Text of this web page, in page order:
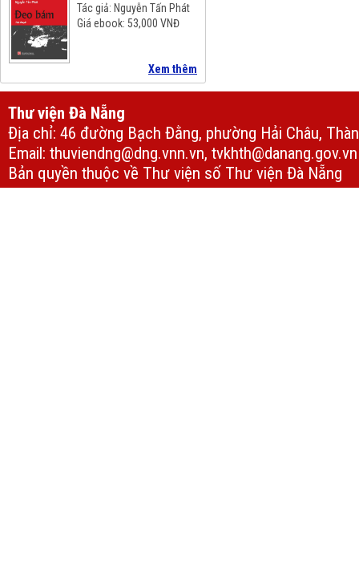
Tác giả: Nguyễn Tấn Phát
Giá ebook: 53,000 VNĐ
Xem thêm
Thư viện Đà Nẵng
Địa chỉ: 46 đường Bạch Đằng, phường Hải Châu,
Email: thuviendng@dng.vnn.vn, tvkhth@danang.gov.vn
Bản quyền thuộc về Thư viện số Thư viện Đà Nẵng